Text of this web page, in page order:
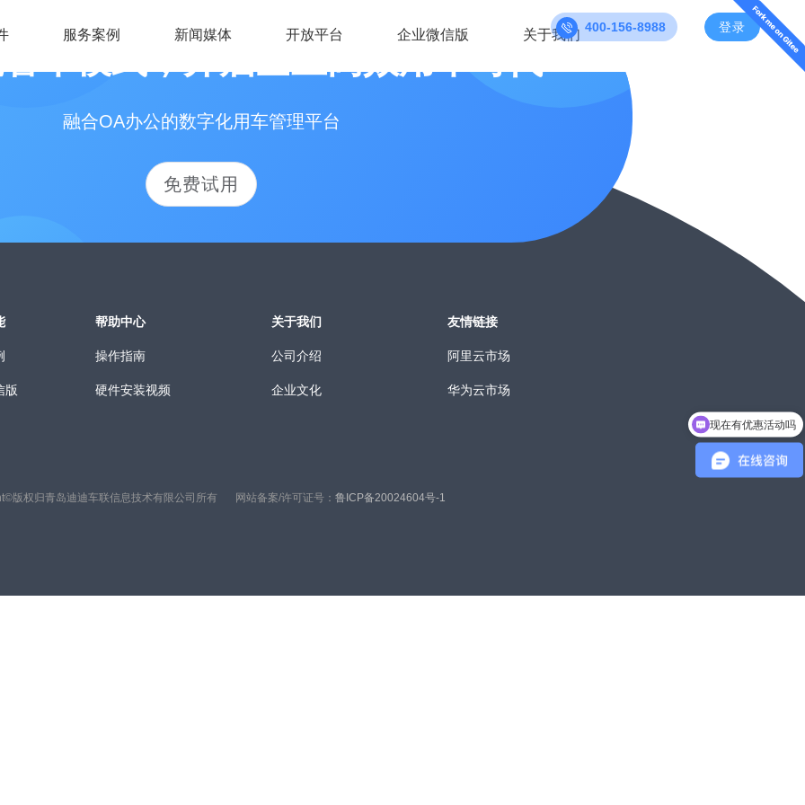
服务案例 新闻媒体 开放平台 企业微信版 关于我们 400-156-8988 登录
融合OA办公的数字化用车管理平台
免费试用
版
帮助中心
操作指南
硬件安装视频
关于我们
公司介绍
企业文化
友情链接
阿里云市场
华为云市场
版权归青岛迪迪车联信息技术有限公司所有 网站备案/许可证号： 鲁ICP备20024604号-1
现在有优惠活动吗